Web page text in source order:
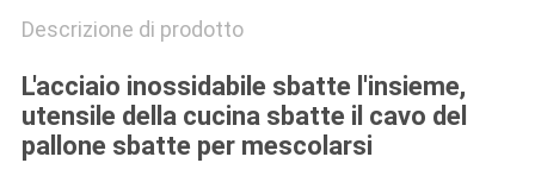
Descrizione di prodotto
L'acciaio inossidabile sbatte l'insieme,
utensile della cucina sbatte il cavo del
pallone sbatte per mescolarsi